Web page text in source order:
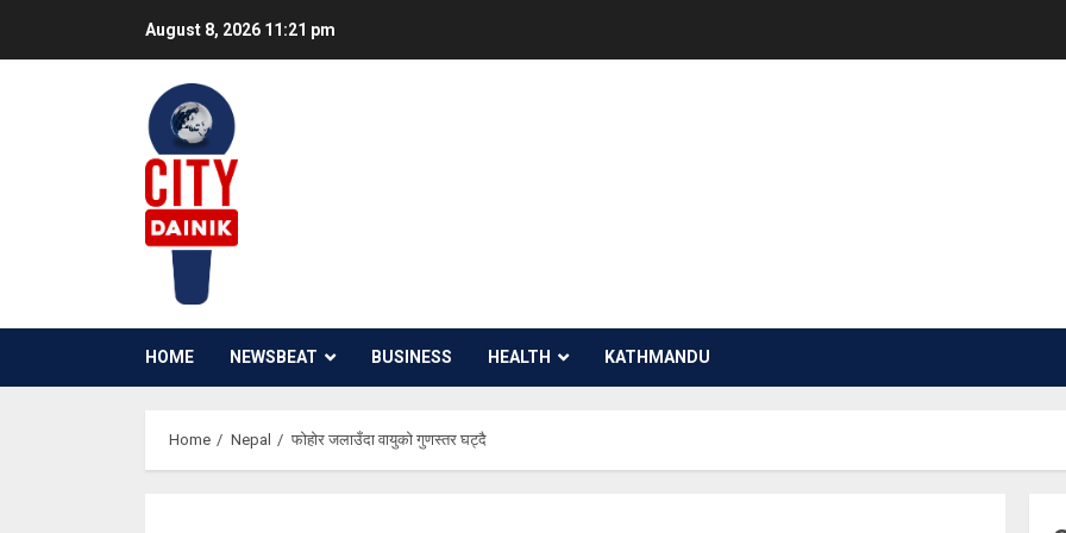
August 8, 2026 11:21 pm
HOME NEWSBEAT BUSINESS HEALTH KATHMANDU
Home Nepal फोहोर जलाउँदा वायुको गुणस्तर घट्दै